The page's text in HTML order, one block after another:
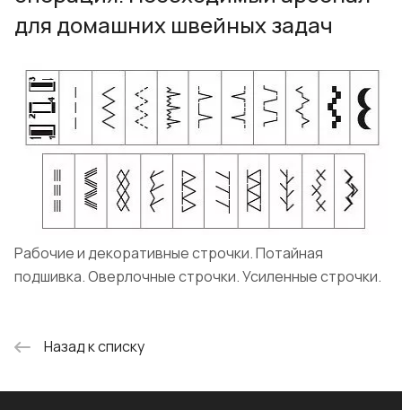
для домашних швейных задач
Рабочие и декоративные строчки. Потайная
подшивка. Оверлочные строчки. Усиленные строчки.
Назад к списку